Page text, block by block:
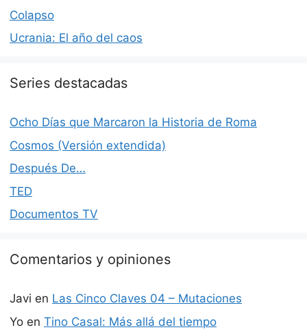
Colapso
Ucrania: El año del caos
Series destacadas
Ocho Días que Marcaron la Historia de Roma
Cosmos (Versión extendida)
Después De…
TED
Documentos TV
Comentarios y opiniones
Javi en Las Cinco Claves 04 – Mutaciones
Yo en Tino Casal: Más allá del tiempo